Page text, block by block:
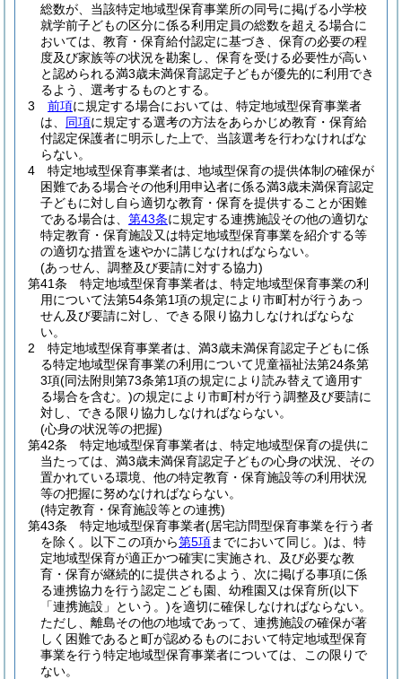
総数が、当該特定地域型保育事業所の同号に掲げる小学校
就学前子どもの区分に係る利用定員の総数を超える場合に
おいては、教育・保育給付認定に基づき、保育の必要の程
度及び家族等の状況を勘案し、保育を受ける必要性が高い
と認められる満3歳未満保育認定子どもが優先的に利用でき
るよう、選考するものとする。
3
前項に規定する場合においては、特定地域型保育事業者
は、 同項に規定する選考の方法をあらかじめ教育・保育給
付認定保護者に明示した上で、当該選考を行わなければな
らない。
4
特定地域型保育事業者は、地域型保育の提供体制の確保が
困難である場合その他利用申込者に係る満3歳未満保育認定
子どもに対し自ら適切な教育・保育を提供することが困難
である場合は、 第43条に規定する連携施設その他の適切な
特定教育・保育施設又は特定地域型保育事業を紹介する等
の適切な措置を速やかに講じなければならない。
(あっせん、調整及び要請に対する協力)
第41条
特定地域型保育事業者は、特定地域型保育事業の利
用について法第54条第1項の規定により市町村が行うあっ
せん及び要請に対し、できる限り協力しなければならな
い。
2
特定地域型保育事業者は、満3歳未満保育認定子どもに係
る特定地域型保育事業の利用について児童福祉法第24条第
3項(同法附則第73条第1項の規定により読み替えて適用す
る場合を含む。)の規定により市町村が行う調整及び要請に
対し、できる限り協力しなければならない。
(心身の状況等の把握)
第42条
特定地域型保育事業者は、特定地域型保育の提供に
当たっては、満3歳未満保育認定子どもの心身の状況、その
置かれている環境、他の特定教育・保育施設等の利用状況
等の把握に努めなければならない。
(特定教育・保育施設等との連携)
第43条
特定地域型保育事業者(居宅訪問型保育事業を行う者
を除く。以下この項から第5項までにおいて同じ。)は、特
定地域型保育が適正かつ確実に実施され、及び必要な教
育・保育が継続的に提供されるよう、次に掲げる事項に係
る連携協力を行う認定こども園、幼稚園又は保育所(以下
「連携施設」という。)を適切に確保しなければならない。
ただし、離島その他の地域であって、連携施設の確保が著
しく困難であると町が認めるものにおいて特定地域型保育
事業を行う特定地域型保育事業者については、この限りで
ない。